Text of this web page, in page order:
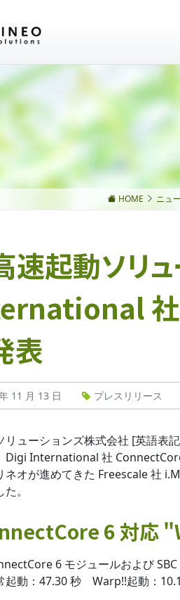
HOME ニュ
速起動ソリ
社
表
11 月 13 日 プレスリリース
リューションズ株式会社 [英語表
Digi International 社
ネオが進めてきた Freescale 社
。
6 対応
6 モジュールおよび
起動：47.30 秒 Warp!!起動：